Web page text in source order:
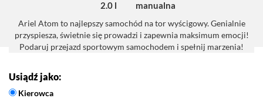
2.0 l
manualna
Ariel Atom to najlepszy samochód na tor wyścigowy. Genialnie
przyspiesza, świetnie się prowadzi i zapewnia maksimum emocji!
Podaruj przejazd sportowym samochodem i spełnij marzenia!
Usiądź jako:
Kierowca